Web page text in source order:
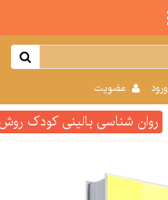
ورود عضویت
روان شناسی بالینی کودک